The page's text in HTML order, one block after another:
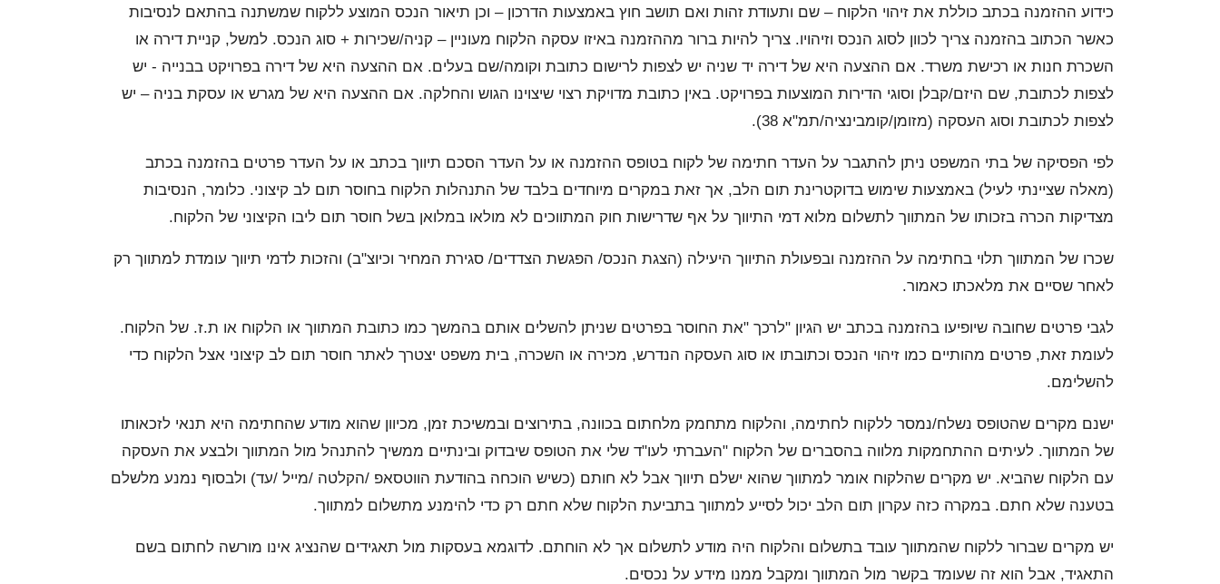
כידוע ההזמנה בכתב כוללת את זיהוי הלקוח – שם ותעודת זהות ואם תושב חוץ באמצעות הדרכון – וכן תיאור הנכס המוצע ללקוח שמשתנה בהתאם לנסיבות
כאשר הכתוב בהזמנה צריך לכוון לסוג הנכס וזיהויו. צריך להיות ברור מההזמנה באיזו עסקה הלקוח מעוניין – קניה/שכירות + סוג הנכס. למשל, קניית דירה או
השכרת חנות או רכישת משרד. אם ההצעה היא של דירה יד שניה יש לצפות לרישום כתובת וקומה/שם בעלים. אם ההצעה היא של דירה בפרויקט בבנייה - יש
לצפות לכתובת, שם היזם/קבלן וסוגי הדירות המוצעות בפרויקט. באין כתובת מדויקת רצוי שיצוינו הגוש והחלקה. אם ההצעה היא של מגרש או עסקת בניה – יש
לצפות לכתובת וסוג העסקה (מזומן/קומבינציה/תמ"א 38).
לפי הפסיקה של בתי המשפט ניתן להתגבר על העדר חתימה של לקוח בטופס ההזמנה או על העדר הסכם תיווך בכתב או על העדר פרטים בהזמנה בכתב
(מאלה שציינתי לעיל) באמצעות שימוש בדוקטרינת תום הלב, אך זאת במקרים מיוחדים בלבד של התנהלות הלקוח בחוסר תום לב קיצוני. כלומר, הנסיבות
מצדיקות הכרה בזכותו של המתווך לתשלום מלוא דמי התיווך על אף שדרישות חוק המתווכים לא מולאו במלואן בשל חוסר תום ליבו הקיצוני של הלקוח.
שכרו של המתווך תלוי בחתימה על ההזמנה ובפעולת התיווך היעילה (הצגת הנכס/ הפגשת הצדדים/ סגירת המחיר וכיוצ"ב) והזכות לדמי תיווך עומדת למתווך רק
לאחר שסיים את מלאכתו כאמור.
לגבי פרטים שחובה שיופיעו בהזמנה בכתב יש הגיון "לרכך "את החוסר בפרטים שניתן להשלים אותם בהמשך כמו כתובת המתווך או הלקוח או ת.ז. של הלקוח.
לעומת זאת, פרטים מהותיים כמו זיהוי הנכס וכתובתו או סוג העסקה הנדרש, מכירה או השכרה, בית משפט יצטרך לאתר חוסר תום לב קיצוני אצל הלקוח כדי
להשלימם.
ישנם מקרים שהטופס נשלח/נמסר ללקוח לחתימה, והלקוח מתחמק מלחתום בכוונה, בתירוצים ובמשיכת זמן, מכיוון שהוא מודע שהחתימה היא תנאי לזכאותו
של המתווך. לעיתים ההתחמקות מלווה בהסברים של הלקוח "העברתי לעו"ד שלי את הטופס שיבדוק ובינתיים ממשיך להתנהל מול המתווך ולבצע את העסקה
עם הלקוח שהביא. יש מקרים שהלקוח אומר למתווך שהוא ישלם תיווך אבל לא חותם (כשיש הוכחה בהודעת הווטסאפ /הקלטה /מייל /עד) ולבסוף נמנע מלשלם
בטענה שלא חתם. במקרה כזה עקרון תום הלב יכול לסייע למתווך בתביעת הלקוח שלא חתם רק כדי להימנע מתשלום למתווך.
יש מקרים שברור ללקוח שהמתווך עובד בתשלום והלקוח היה מודע לתשלום אך לא הוחתם. לדוגמא בעסקות מול תאגידים שהנציג אינו מורשה לחתום בשם
התאגיד, אבל הוא זה שעומד בקשר מול המתווך ומקבל ממנו מידע על נכסים.